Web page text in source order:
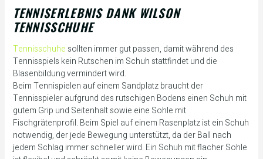
TENNISERLEBNIS DANK WILSON
TENNISSCHUHE
Tennisschuhe sollten immer gut passen, damit während des
Tennisspiels kein Rutschen im Schuh stattfindet und die
Blasenbildung vermindert wird.
Beim Tennispielen auf einem Sandplatz braucht der
Tennisspieler aufgrund des rutschigen Bodens einen Schuh mit
gutem Grip und Seitenhalt sowie eine Sohle mit
Fischgrätenprofil. Beim Spiel auf einem Rasenplatz ist ein Schuh
notwendig, der jede Bewegung unterstützt, da der Ball nach
jedem Schlag immer schneller wird. Ein Schuh mit flacher Sohle